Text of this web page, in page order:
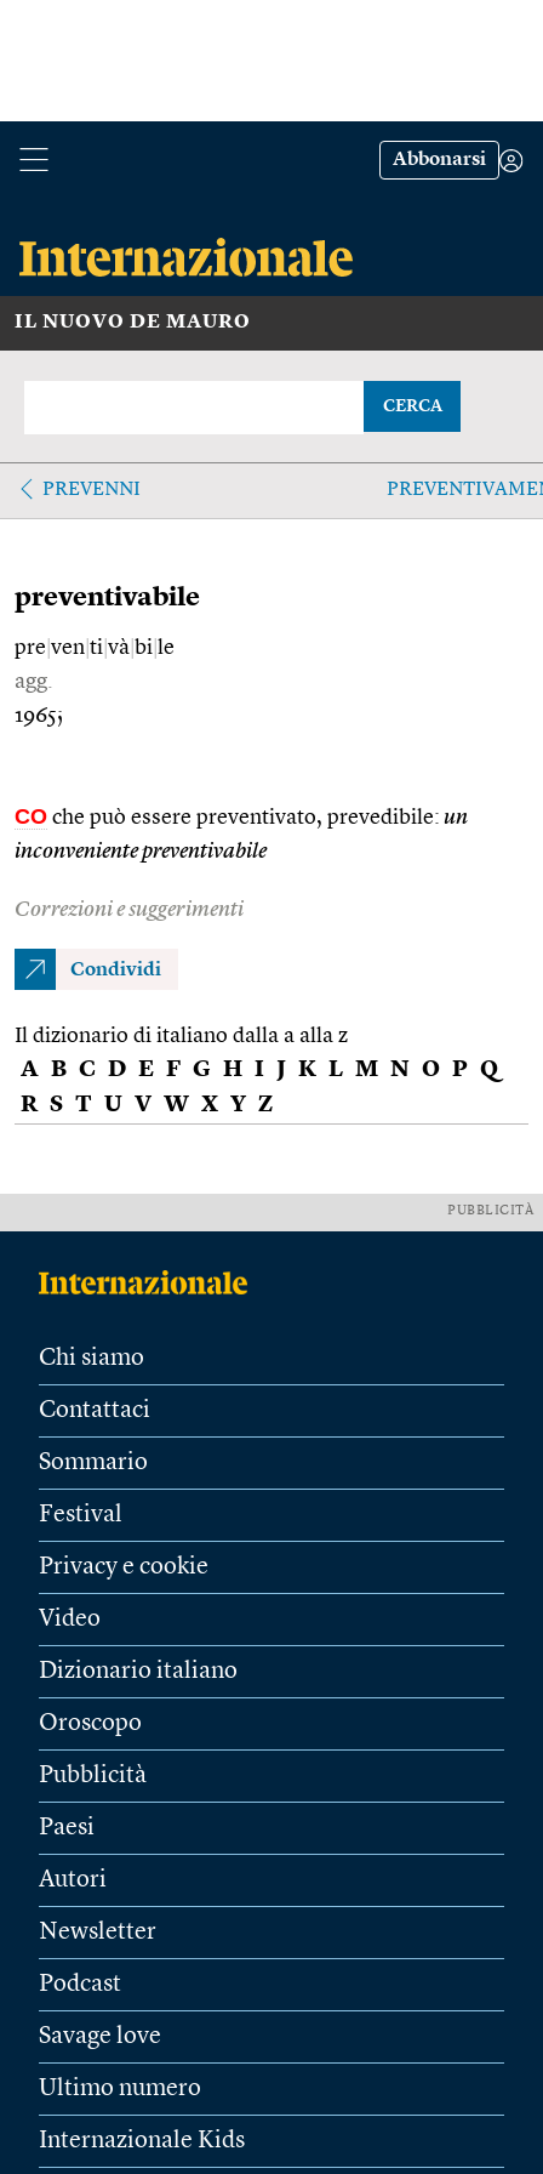
Abbonarsi
IL NUOVO DE MAURO
CERCA
PREVENNI
preventivabile
pre ven ti và bi le
agg.
1965;
CO che può essere preventivato, prevedibile: un
inconveniente preventivabile
Correzioni e suggerimenti
Condividi
Il dizionario di italiano dalla a alla z
A B C D E F G H I J K L M N O P Q
R S T U V W X Y Z
PUBBLICITÀ
Chi siamo
Contattaci
Sommario
Festival
Privacy e cookie
Video
Dizionario italiano
Oroscopo
Pubblicità
Paesi
Autori
Newsletter
Podcast
Savage love
Ultimo numero
Internazionale Kids